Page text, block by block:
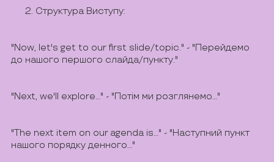
Структура Виступу:
"Now, let's get to our first slide/topic." - "Перейдемо
до нашого першого слайда/пункту."
"Next, we'll explore..." - "Потім ми розглянемо..."
"The next item on our agenda is..." - "Наступний пункт
нашого порядку денного..."